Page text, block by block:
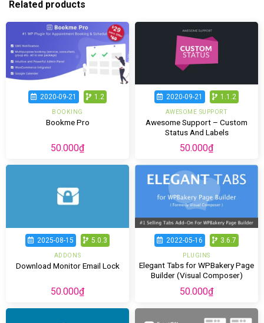
Related products
2020-09-21 1.2
BOOKING
Bookme Pro
50.000₫
2020-09-21 1.1.2
AWESOME SUPPORT
Awesome Support – Custom
Status And Labels
50.000₫
2025-08-15 5.0.3
ADDONS
Download Monitor Email Lock
50.000₫
2022-05-16 3.6.7
PLUGINS
Elegant Tabs for WPBakery Page
Builder (Visual Composer)
50.000₫